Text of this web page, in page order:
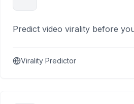
Predict video virality before
Virality Predictor